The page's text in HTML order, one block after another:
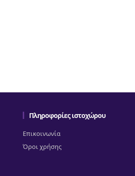
Πληροφορίες ιστοχώρου
Επικοινωνία
Όροι χρήσης